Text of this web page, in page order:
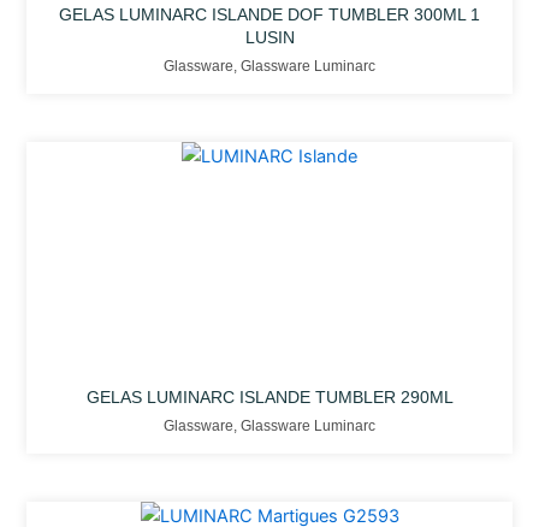
GELAS LUMINARC ISLANDE DOF TUMBLER 300ML 1
LUSIN
Glassware, Glassware Luminarc
GELAS LUMINARC ISLANDE TUMBLER 290ML
Glassware, Glassware Luminarc